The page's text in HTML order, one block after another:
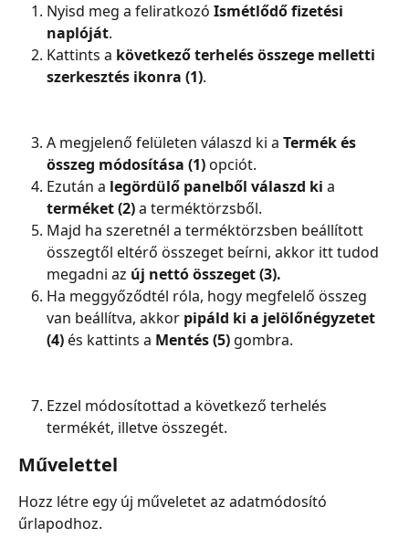
Nyisd meg a feliratkozó Ismétlődő fizetési
naplóját.
Kattints a következő terhelés összege melletti
szerkesztés ikonra (1).
A megjelenő felületen válaszd ki a Termék és
összeg módosítása (1) opciót.
Ezután a legördülő panelből válaszd ki a
terméket (2) a terméktörzsből.
Majd ha szeretnél a terméktörzsben beállított
összegtől eltérő összeget beírni, akkor itt tudod
megadni az új nettó összeget (3).
Ha meggyőződtél róla, hogy megfelelő összeg
van beállítva, akkor pipáld ki a jelölőnégyzetet
(4) és kattints a Mentés (5) gombra.
Ezzel módosítottad a következő terhelés
termékét, illetve összegét.
Művelettel
Hozz létre egy új műveletet az adatmódosító
űrlapodhoz.